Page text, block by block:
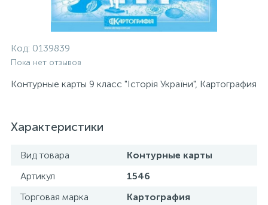
Код: 0139839
Пока нет отзывов
Контурные карты 9 класс "Історія України", Картография
Характеристики
Вид товара
Контурные карты
Артикул
1546
Торговая марка
Картография